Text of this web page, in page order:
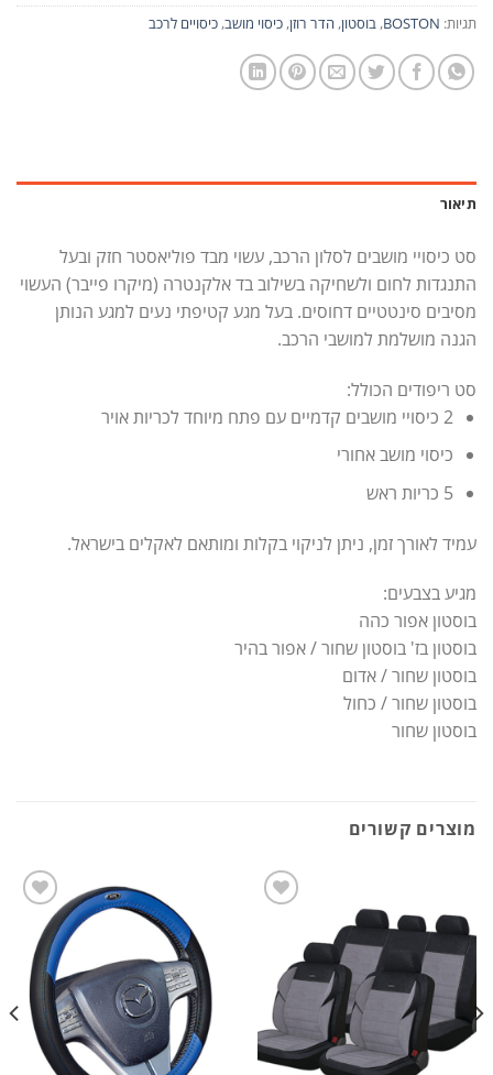
תגיות: BOSTON
, בוסטון, הדר רוזן, כיסוי מושב, כיסויים לרכב
תיאור
סט כיסויי מושבים לסלון הרכב, עשוי מבד פוליאסטר חזק ובעל
התנגדות לחום ולשחיקה בשילוב בד אלקנטרה (מיקרו פייבר) העשוי
מסיבים סינטטיים דחוסים. בעל מגע קטיפתי נעים למגע הנותן
הגנה מושלמת למושבי הרכב.
סט ריפודים הכולל:
2 כיסויי מושבים קדמיים עם פתח מיוחד לכריות אויר
כיסוי מושב אחורי
5 כריות ראש
עמיד לאורך זמן, ניתן לניקוי בקלות ומותאם לאקלים בישראל.
מגיע בצבעים:
בוסטון אפור כהה
בוסטון בז' בוסטון שחור / אפור בהיר
בוסטון שחור / אדום
בוסטון שחור / כחול
בוסטון שחור
מוצרים קשורים
לרשימת
המשאלות